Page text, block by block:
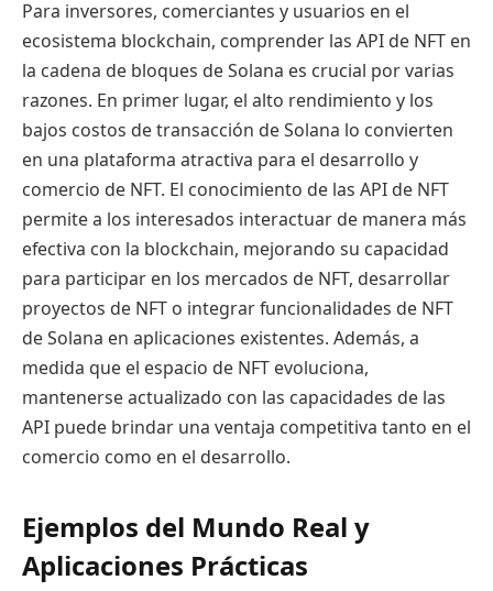
Para inversores, comerciantes y usuarios en el
ecosistema blockchain, comprender las API de NFT en
la cadena de bloques de Solana es crucial por varias
razones. En primer lugar, el alto rendimiento y los
bajos costos de transacción de Solana lo convierten
en una plataforma atractiva para el desarrollo y
comercio de NFT. El conocimiento de las API de NFT
permite a los interesados interactuar de manera más
efectiva con la blockchain, mejorando su capacidad
para participar en los mercados de NFT, desarrollar
proyectos de NFT o integrar funcionalidades de NFT
de Solana en aplicaciones existentes. Además, a
medida que el espacio de NFT evoluciona,
mantenerse actualizado con las capacidades de las
API puede brindar una ventaja competitiva tanto en el
comercio como en el desarrollo.
Ejemplos del Mundo Real y
Aplicaciones Prácticas